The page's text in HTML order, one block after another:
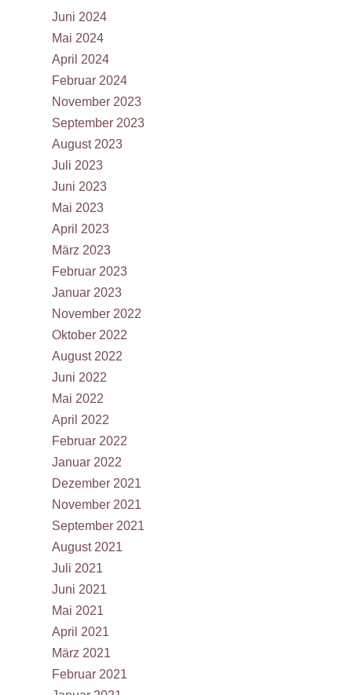
Juni 2024
Mai 2024
April 2024
Februar 2024
November 2023
September 2023
August 2023
Juli 2023
Juni 2023
Mai 2023
April 2023
März 2023
Februar 2023
Januar 2023
November 2022
Oktober 2022
August 2022
Juni 2022
Mai 2022
April 2022
Februar 2022
Januar 2022
Dezember 2021
November 2021
September 2021
August 2021
Juli 2021
Juni 2021
Mai 2021
April 2021
März 2021
Februar 2021